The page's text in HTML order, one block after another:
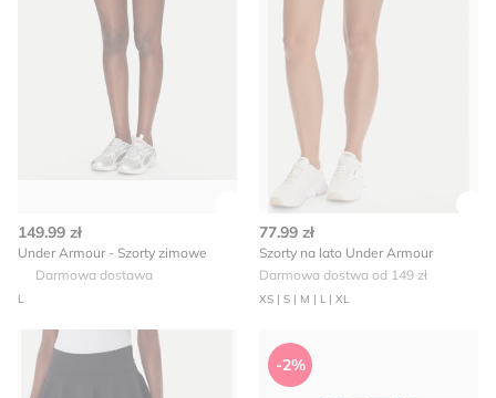
Zobacz szczegóły produktu
149.99 zł
Under Armour - Szorty zimowe
Darmowa dostawa
L
77.99 zł
Szorty na lato Under Armour
Darmowa dostwa od 149 zł
XS | S | M | L | XL
Under Armour - Szorty Under Armour - Szorty
-2%